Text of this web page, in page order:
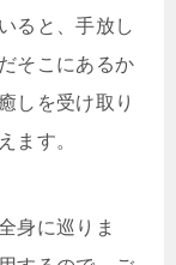
ると、手放し
そこにあるか
しを受け取り
ます。
身に巡りま